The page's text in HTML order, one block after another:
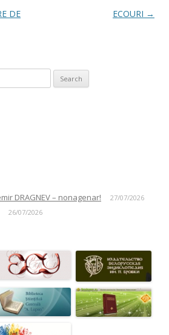
DE
ECOURI →
DRAGNEV – nonagenar! 27/07/2026
26/07/2026